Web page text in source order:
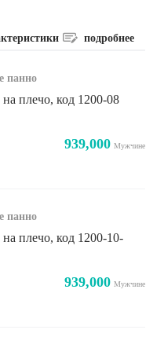
подробнее
панно
на плечо, код 1200-08
939,000 Мужчине
панно
на плечо, код 1200-10-
939,000 Мужчине